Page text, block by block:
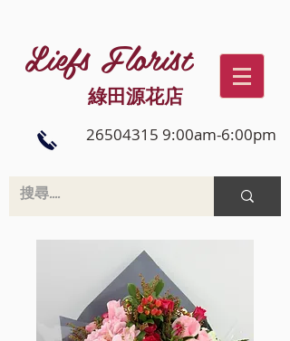
Liefs Florist
綠田源花店
26504315 9:00am-6:00pm